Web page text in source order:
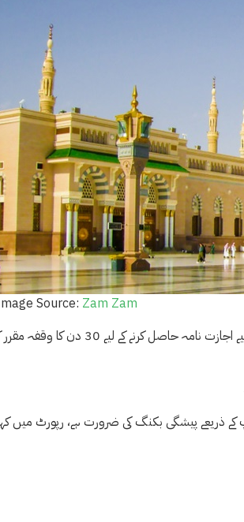
Source: Zam Zam
سعودی عرب کے روزنامہ اوکاز نے مزید کہا کہ وزارت حج و عمرہ نے الرؤدہ الشرفہ کے ہر دورے کے لیے اجازت نامہ حاصل کرنے کے لیے
ایپ کے ذریعے پیشگی بکنگ کی ضرورت ہے، رپورٹ میں